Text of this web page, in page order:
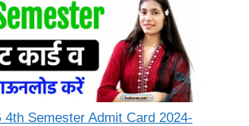
4th Semester Admit Card 2024-